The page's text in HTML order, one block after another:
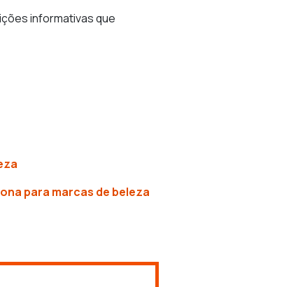
informativas que
para marcas de beleza